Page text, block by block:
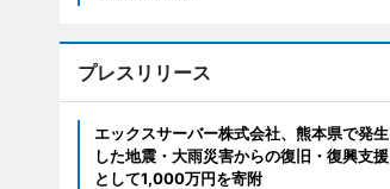
プレスリリース
エックスサーバー株式会社、熊本県で発生
した地震・大雨災害からの復旧・復興支援
として1,000万円を寄附